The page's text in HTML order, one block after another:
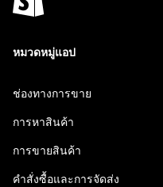
หมวดหมู่แอป
ช่องทางการขาย
การหาสินค้า
การขายสินค้า
คำสั่งซื้อและการจัดส่ง